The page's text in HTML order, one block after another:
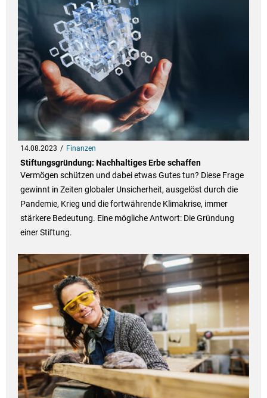
14.08.2023 Finanzen
Stiftungsgründung: Nachhaltiges Erbe schaffen
Vermögen schützen und dabei etwas Gutes tun? Diese Frage
gewinnt in Zeiten globaler Unsicherheit, ausgelöst durch die
Pandemie, Krieg und die fortwährende Klimakrise, immer
stärkere Bedeutung. Eine mögliche Antwort: Die Gründung
einer Stiftung.